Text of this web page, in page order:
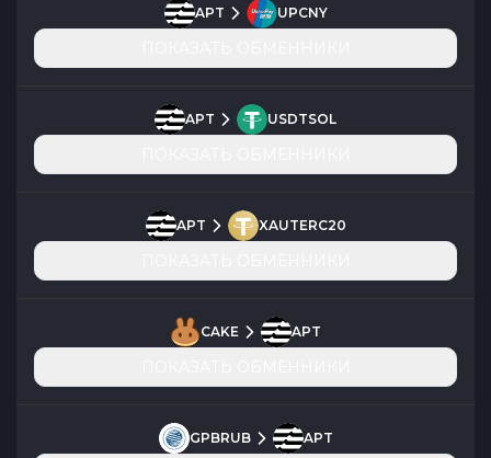
APT UPCNY
APT USDTSOL
APT XAUTERC20
CAKE APT
GPBRUB APT